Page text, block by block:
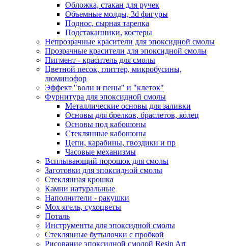
Обложка, стакан для ручек
Объемные молды, 3d фигуры
Поднос, сырная тарелка
Подстаканники, костеры
Непрозрачные красители для эпоксидной смолы
Прозрачные красители для эпоксидной смолы
Пигмент - краситель для смолы
Цветной песок, глиттер, микробусины,
люминофор
Эффект "волн и пены" и "клеток"
Фурнитура для эпоксидной смолы
Металлические основы для заливки
Основы для брелков, браслетов, колец
Основы под кабошоны
Стеклянные кабошоны
Цепи, карабины, гвоздики и пр
Часовые механизмы
Всплывающий порошок для смолы
Заготовки для эпоксидной смолы
Стеклянная крошка
Камни натуральные
Наполнители - ракушки
Мох ягель, сухоцветы
Поталь
Инструменты для эпоксидной смолы
Стеклянные бутылочки с пробкой
Рисование эпоксидной смолой Resin Art